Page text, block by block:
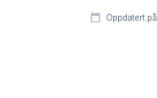
Oppdatert